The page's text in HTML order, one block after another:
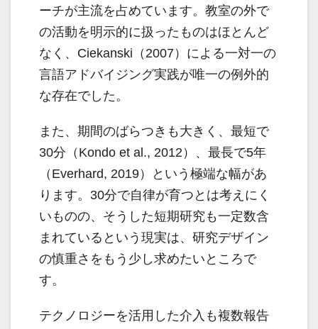
ーチが主流を占めています。教室の外で
の活動を明示的に扱ったものはほとんど
なく、Ciekanski（2007）による一対一の
言語アドバイジング実践が唯一の例外的
な存在でした。
また、期間のばらつきも大きく、最短で
30分（Kondo et al., 2012）、最長で5年
（Everhard, 2019）という極端な幅があ
ります。30分で自律が育つとは考えにく
いものの、そうした短期研究も一定数含
まれているという現実は、研究デザイン
の慎重さをもう少し求めたいところで
す。
テクノロジーを活用した介入も複数報告